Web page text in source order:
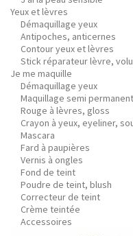
Yeux et lèvres
Démaquillage yeux
Antipoches, anticernes
Contour yeux et lèvres
Stick réparateur lèvre,
Je me maquille
Démaquillage yeux
Maquillage semi permanent
Rouge à lèvres, gloss
Crayon à yeux, eyeliner,
Mascara
Fard à paupières
Vernis à ongles
Fond de teint
Poudre de teint, blush
Correcteur de teint
Crème teintée
Accessoires